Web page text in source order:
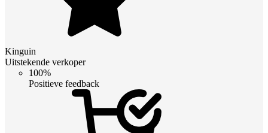
Kinguin
Uitstekende verkoper
100%
Positieve feedback